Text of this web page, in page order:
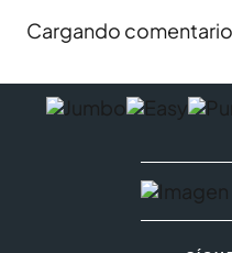
Cargando